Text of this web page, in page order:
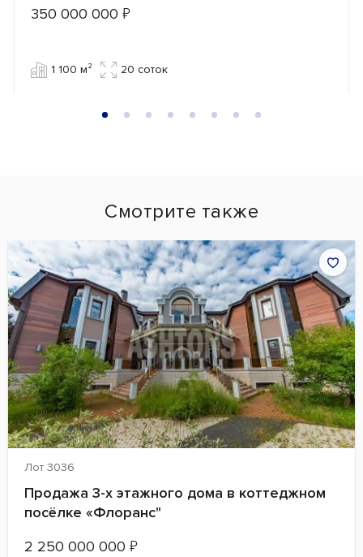
350 000 000 ₽
1 100 м² 20 cоток
Смотрите также
Лот 3036
Продажа 3-х этажного дома в коттеджном
посёлке «Флоранс"
2 250 000 000 ₽